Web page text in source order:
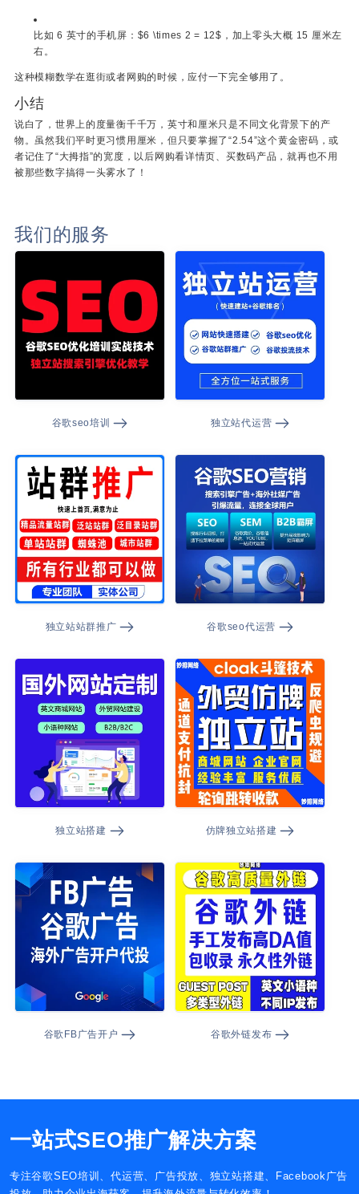
比如 6 英寸的手机屏： $6 \times 2 = 12$ ，加上零头大概 15 厘米左
右。
这种模糊数学在逛街或者网购的时候，应付一下完全够用了。
小结
说白了，世界上的度量衡千千万，英寸和厘米只是不同文化背景下的产
物。虽然我们平时更习惯用厘米，但只要掌握了“2.54”这个黄金密码，或
者记住了“大拇指”的宽度，以后网购看详情页、买数码产品，就再也不用
被那些数字搞得一头雾水了！
我们的服务
谷歌seo培训 独立站代运营
独立站站群推广 谷歌seo代运营
独立站搭建 仿牌独立站搭建
谷歌FB广告开户 谷歌外链发布
一站式SEO推广解决方案
专注谷歌SEO培训、代运营、广告投放、独立站搭建、Facebook广告